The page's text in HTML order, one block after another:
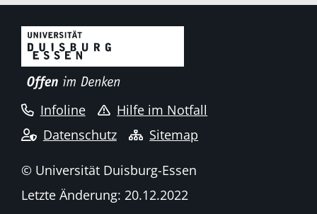
Infoline
Hilfe im Notfall
Datenschutz
Sitemap
© Universität Duisburg-Essen
Letzte Änderung: 20.12.2022